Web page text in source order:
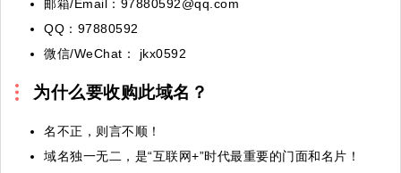
邮箱/Email：97880592@qq.com
QQ：97880592
微信/WeChat： jkx0592
为什么要收购此域名？
名不正，则言不顺！
域名独一无二，是“互联网+”时代最重要的门面和名片！